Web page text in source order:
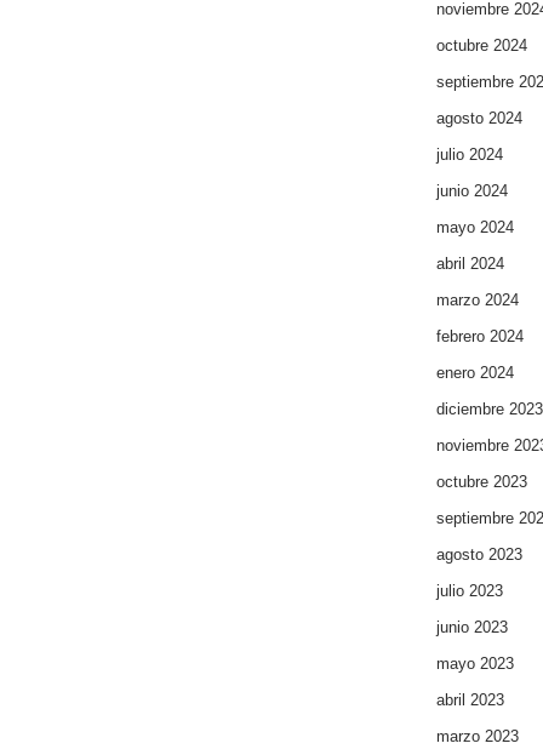
noviembre
octubre 2024
septiembre
agosto 2024
julio 2024
junio 2024
mayo 2024
abril 2024
marzo 2024
febrero 2024
enero 2024
diciembre 2023
noviembre
octubre 2023
septiembre
agosto 2023
julio 2023
junio 2023
mayo 2023
abril 2023
marzo 2023